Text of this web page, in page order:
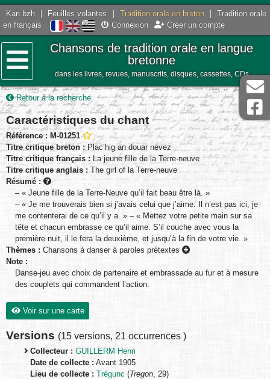
Kan.bzh Feuilles volantes Tradition orale en breton
Tradition orale
en français
Connexion Créer un compte
Menu
Chansons de tradition orale en langue
bretonne
dans les livres, revues, manuscrits, disques, cassettes, CDs
Retour à la recherche
Caractéristiques du chant
Référence : M-01251
Titre critique breton : Plac’hig an douar nevez
Titre critique français : La jeune fille de la Terre-neuve
Titre critique anglais : The girl of la Terre-neuve
Résumé :
– « Jeune fille de la Terre-Neuve qu’il fait beau être là. »
– « Je me trouverais bien si j’avais celui que j’aime. Il n’est pas ici, je
me contenterai de ce qu’il y a. » – « Mettez votre petite main sur sa
tête et chacun embrasse ce qu’il aime. S’il couche avec vous la
première nuit, il le fera la deuxième, et jusqu’à la fin de votre vie. »
Thèmes : Chansons à danser à paroles prétextes
Note :
Danse-jeu avec choix de partenaire et embrassade au fur et à mesure
des couplets qui commandent l’action.
Voir sur une carte
Versions (15 versions, 21 occurrences )
Collecteur : GUILLERM Henri
Date de collecte : Avant 1905
Lieu de collecte : Trégunc (Tregon, 29)